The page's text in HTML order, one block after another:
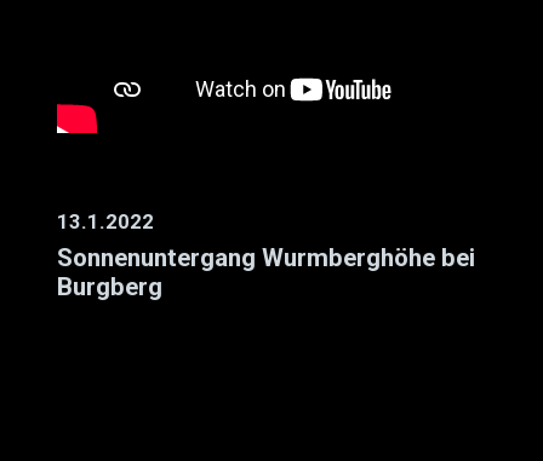
13.1.2022
Sonnenuntergang Wurmberghöhe bei
Burgberg